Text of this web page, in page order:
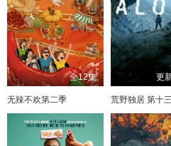
全12集
无辣不欢第二季
更
荒野独居 第十